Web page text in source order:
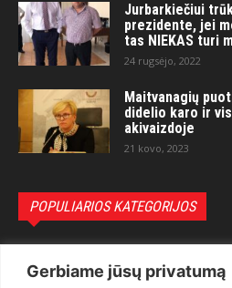
Gerbiame jūsų privatumą
Jurbarkiečiui
prezidente, jei
tas NIEKAS turi
24 rugsėjo, 2022
Maitvanagių
didelio karo ir
akivaizdoje
21 kovo, 2023
POPULIARIOS KATEGORIJOS